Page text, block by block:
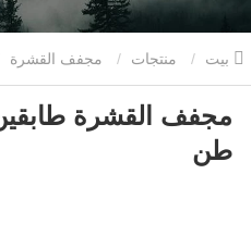
منتجات مجفف القشرة
شعلة ستة طن
طن